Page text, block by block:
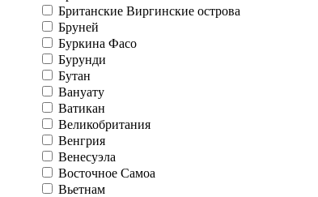
Британские Виргинские острова
Бруней
Буркина Фасо
Бурунди
Бутан
Вануату
Ватикан
Великобритания
Венгрия
Венесуэла
Восточное Самоа
Вьетнам